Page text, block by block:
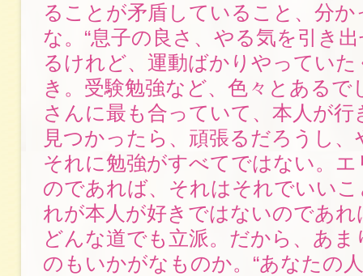
ることが矛盾していること、分
な。“息子の良さ、やる気を引き
るけれど、運動ばかりやってい
き。受験勉強など、色々とあるで
さんに最も合っていて、本人が
見つかったら、頑張るだろうし、
それに勉強がすべてではない。
のであれば、それはそれでいい
れが本人が好きではないのであれ
どんな道でも立派。だから、あ
のもいかがなものか。“あなたの